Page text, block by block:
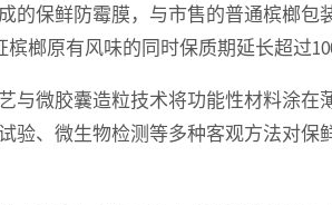
的保鲜防霉膜，与市售的普通槟榔包
榔原有风味的同时保质期延长超过
微胶囊造粒技术将功能性材料涂在
验、微生物检测等多种客观方法对保